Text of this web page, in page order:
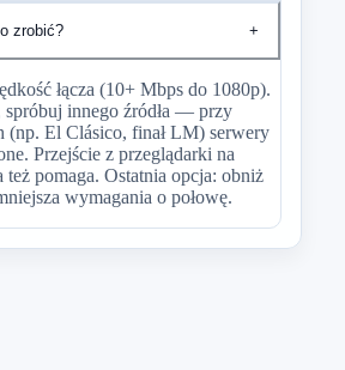
zrobić? +
łącza (10+ Mbps do 1080p).
spróbuj innego źródła — przy
(np. El Clásico, finał LM) serwery
Przejście z przeglądarki na
też pomaga. Ostatnia opcja: obniż
wymagania o połowę.